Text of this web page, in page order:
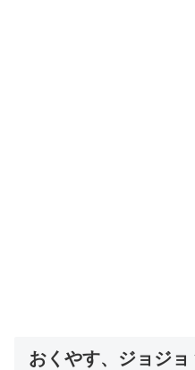
おくやす、ジョジ